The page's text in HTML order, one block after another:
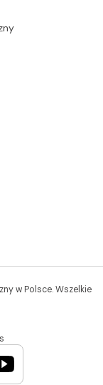
w Polsce. Wszelkie